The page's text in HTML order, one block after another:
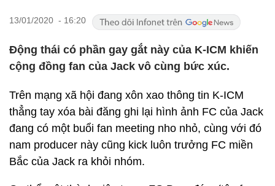
13/01/2020 - 16:20
Động thái có phần gay gắt này của K-ICM khiến
cộng đồng fan của Jack vô cùng bức xúc.
Trên mạng xã hội đang xôn xao thông tin K-ICM
thẳng tay xóa bài đăng ghi lại hình ảnh FC của Jack
đang có một buổi fan meeting nho nhỏ, cùng với đó
nam producer này cũng kick luôn trưởng FC miền
Bắc của Jack ra khỏi nhóm.